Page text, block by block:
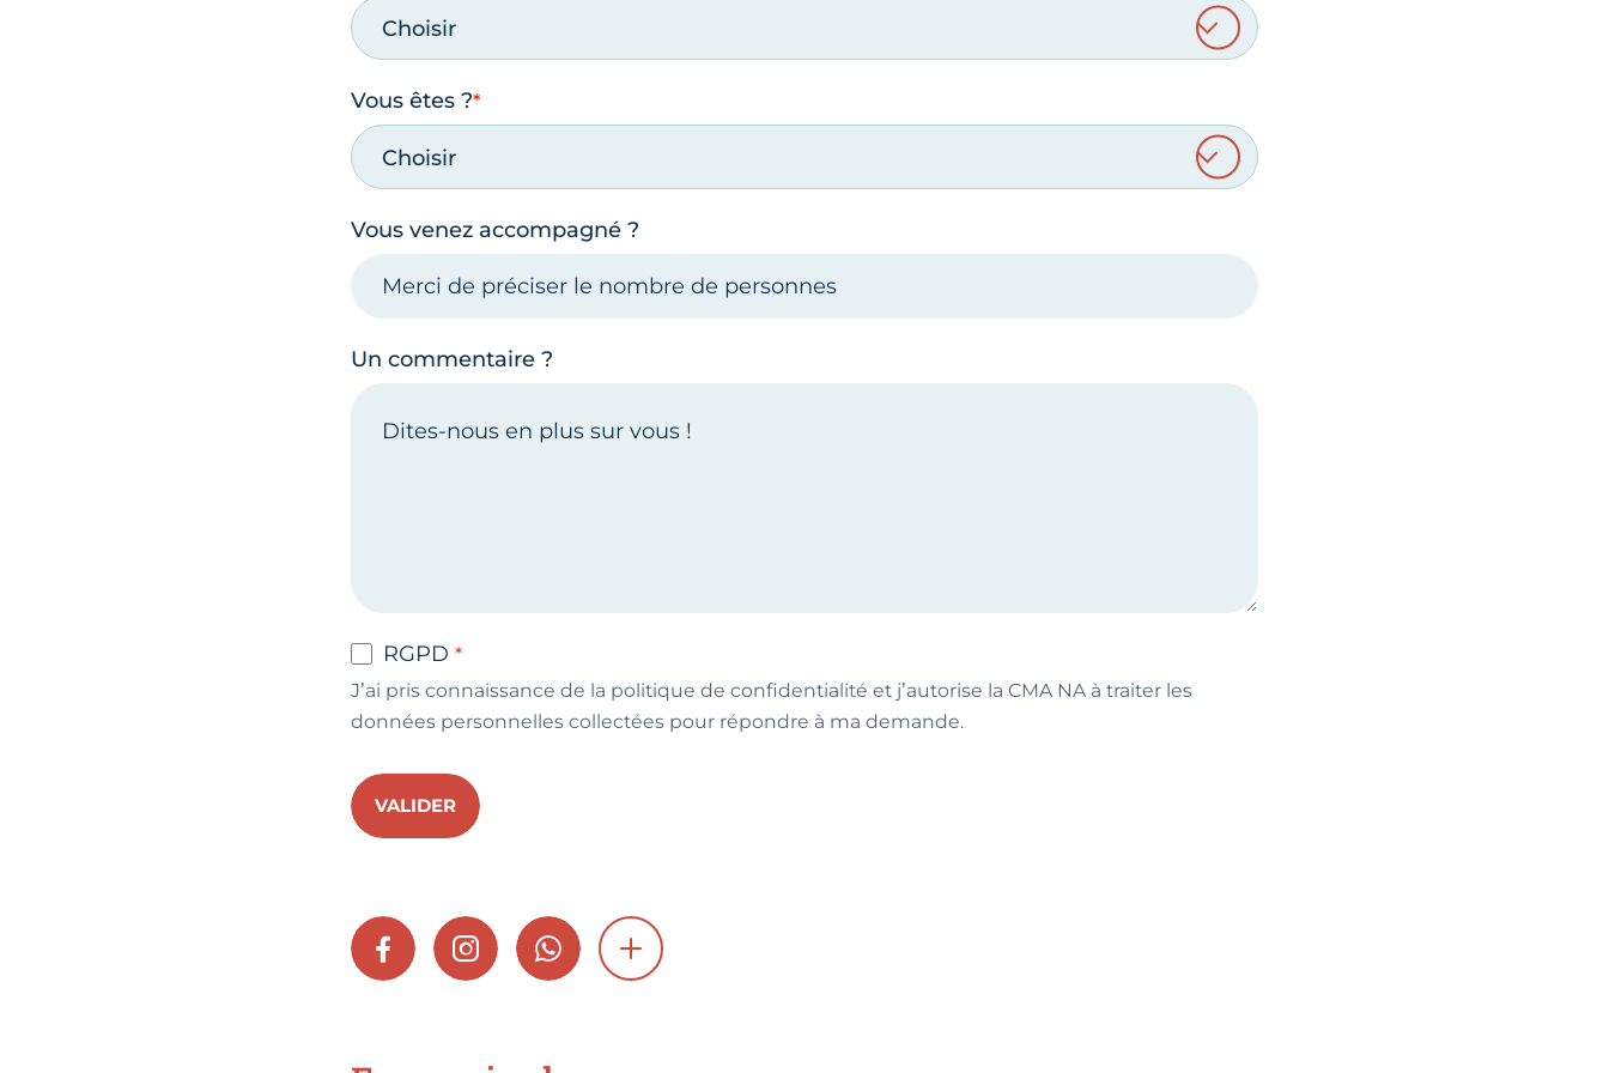
Choisir
Vous êtes ?
Choisir
Vous venez accompagné ?
Un commentaire ?
RGPD
J’ai pris connaissance de la politique de confidentialité et j’autorise la CMA NA à traiter les
données personnelles collectées pour répondre à ma demande.
VALIDER
FACEBOOKINSTAGRAMWHATSAPPSHOW MORE